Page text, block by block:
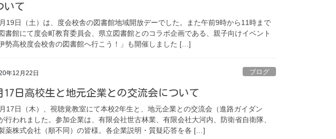
いて
19日（土）は、度会校舎の図書館地域開放デーでした。また午前9時から11時まで
書館にて度会町教育委員会、県立図書館とのコラボ企画である、親子向けイベント
伊勢高校度会校舎の図書館へ行こう！」も開催しました […]
年12月22日 ブログ
17日高校生と地元企業との交流会について
17日（木）、視聴覚教室にて本校2年生と、地元企業との交流会（進路ガイダン
行われました。参加企業は、有限会社世古林業、有限会社大河内、防衛省自衛隊、
薬株式会社（順不同）の皆様。各企業説明・質疑応答を各 […]